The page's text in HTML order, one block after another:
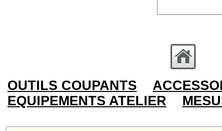
OUTILS COUPANTS
EQUIPEMENTS ATELIER